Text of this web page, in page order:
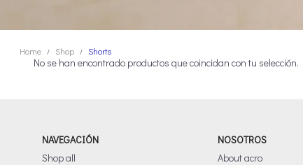
Home / Shop / Shorts
No se han encontrado productos que coincidan con tu selección.
NAVEGACIÓN
Shop all
NOSOTROS
About acro